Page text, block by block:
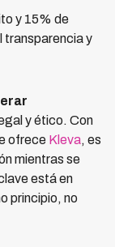
y 15% de
transparencia y
y ético. Con
ofrece Kleva, es
mientras se
está en
principio, no